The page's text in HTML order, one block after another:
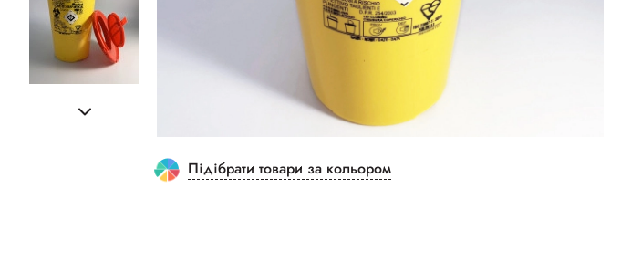
Підібрати товари за кольором